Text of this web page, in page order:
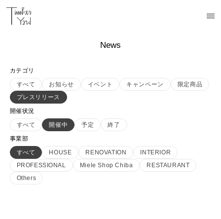
News
カテゴリ
すべて
お知らせ イベント キャンペーン
限定商品
プレスリリース
開催状況
すべて
開催中 予定
終了
事業部
すべて
HOUSE RENOVATION
INTERIOR
PROFESSIONAL
Miele Shop Chiba
RESTAURANT
Others